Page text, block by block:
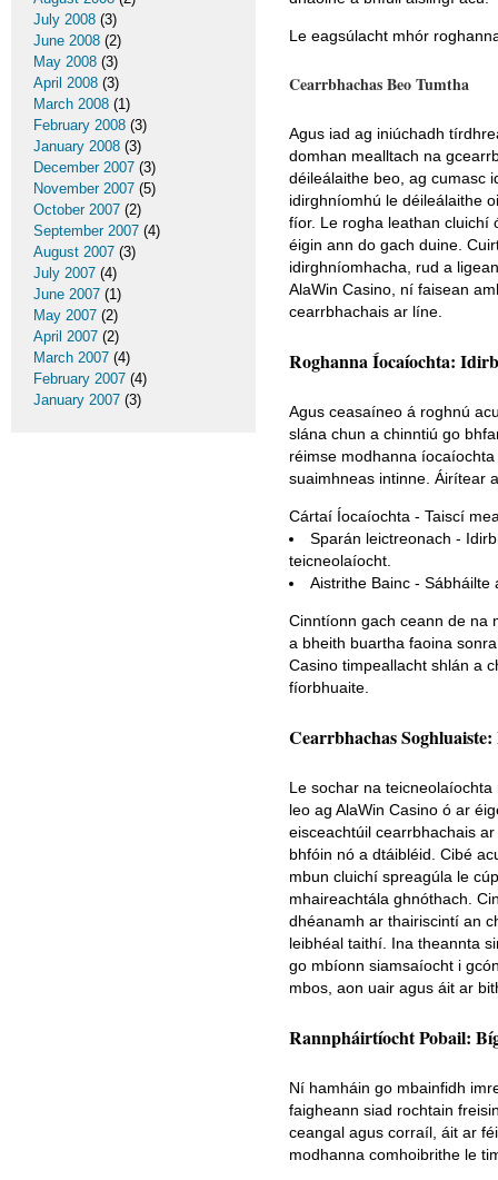
Le eagsúlacht mhór
Cearrbhachas Beo Tumtha
Agus iad ag iniúchadh
domhan mealltach na
déileálaithe beo, ag cumasc
idirghníomhú le déileálaithe
fíor. Le rogha leathan cluichí
éigin ann do gach duine.
idirghníomhacha, rud a
AlaWin Casino, ní faisean
cearrbhachais ar líne.
Roghanna Íocaíochta:
Agus ceasaíneo á roghnú
slána chun a chinntiú go
réimse modhanna
suaimhneas intinne. Áirítear
Cártaí Íocaíochta - Taiscí
Sparán leictreonach -
teicneolaíocht.
Aistrithe Bainc -
Cinntíonn gach ceann de na
a bheith buartha faoina
Casino timpeallacht shlán a
fíorbhuaite.
Cearrbhachas
Le sochar na
leo ag AlaWin Casino ó ar
eisceachtúil cearrbhachais
bhfóin nó a dtáibléid. Cibé
mbun cluichí spreagúla le
mhaireachtála ghnóthach.
dhéanamh ar thairiscintí an
leibhéal taithí. Ina theannta
go mbíonn siamsaíocht i
mbos, aon uair agus áit ar
Rannpháirtíocht Pobail:
Ní hamháin go mbainfidh
faigheann siad rochtain
ceangal agus corraíl, áit ar
modhanna comhoibrithe le
July 2008 (3)
June 2008 (2)
May 2008 (3)
April 2008 (3)
March 2008 (1)
February 2008 (3)
January 2008 (3)
December 2007 (3)
November 2007 (5)
October 2007 (2)
September 2007 (4)
August 2007 (3)
July 2007 (4)
June 2007 (1)
May 2007 (2)
April 2007 (2)
March 2007 (4)
February 2007 (4)
January 2007 (3)